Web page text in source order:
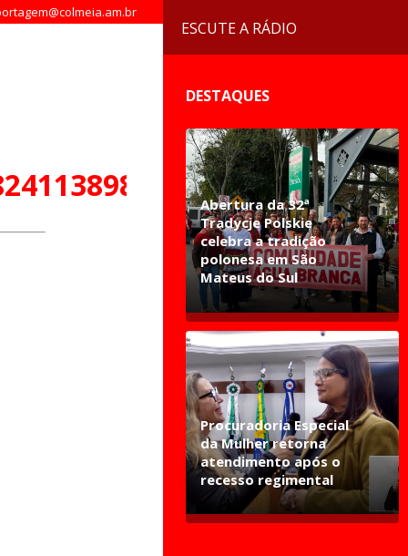
ESCUTE A RÁDIO
DESTAQUES
Abertura da 32ª
Tradycje Polskie
celebra a tradição
polonesa em São
Mateus do Sul
Procuradoria Especial
da Mulher retorna
atendimento após o
recesso regimental